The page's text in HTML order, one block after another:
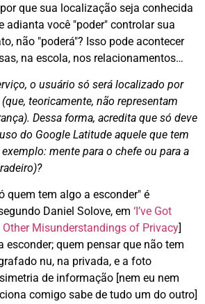
que sua localização seja conhecida
adianta você "poder" controlar sua
não "poderá"? Isso pode acontecer
na escola, nos relacionamentos…
o usuário só será localizado por
teoricamente, não representam
Dessa forma, acredita que só deve
do Google Latitude aquele que tem
mente para o chefe ou para a
quem tem algo a esconder" é
Daniel Solove, em ‘I’ve Got
Other Misunderstandings of Privacy]
esconder; quem pensar que não tem
nu, na privada, e a foto
de informação [nem eu nem
comigo sabe de tudo um do outro]